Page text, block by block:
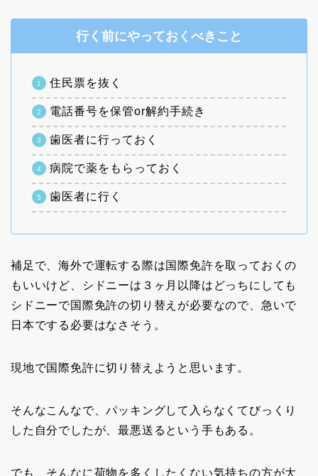
行く前にやっておくべきこと
住民票を抜く
電話番号を保管or解約手続き
歯医者に行っておく
病院で薬をもらっておく
歯医者に行く
補足で、海外で運転する際は国際免許を取っておくの
もいいけど、シドニーは３ヶ月以降はどっちにしても
シドニーで国際免許の切り替えが必要なので、急いで
日本でする必要はなさそう。
現地で国際免許に切り替えようと思います。
そんなこんなで、パッキングして入らなくてびっくり
した自分でしたが、最悪送るという手もある。
でも、そんなに荷物を多くしたくない気持ちの方が大